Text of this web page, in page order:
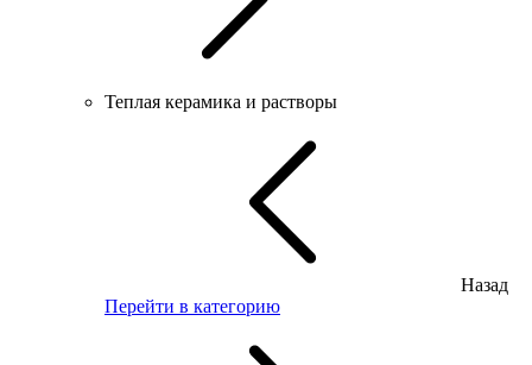
Теплая керамика и растворы
Назад
Перейти в категорию